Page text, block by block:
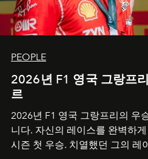
PEOPLE
2026년 F1 영국 그랑프
르
2026년 F1 영국 그랑프리의 우
니다. 자신의 레이스를 완벽하
시즌 첫 우승. 치열했던 그의 레